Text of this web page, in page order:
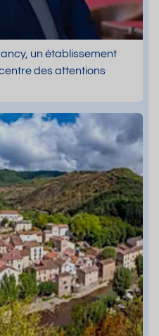
un établissement
des attentions